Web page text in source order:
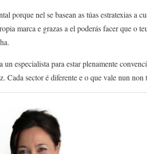
porque nel se basean as túas estratexias a
marca e grazas a el poderás facer que o
especialista para estar plenamente
Cada sector é diferente e o que vale nun